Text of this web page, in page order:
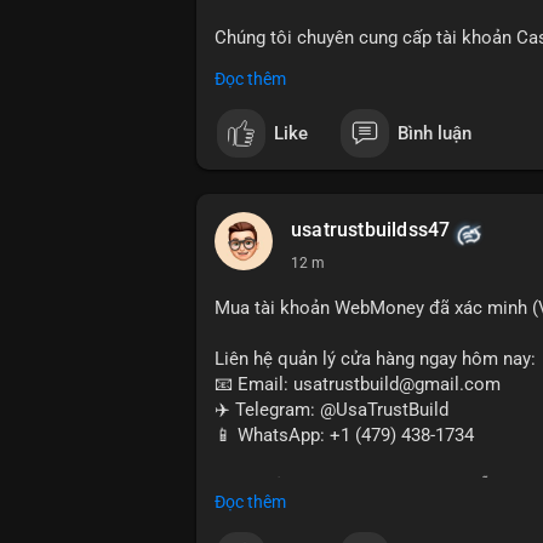
Chúng tôi chuyên cung cấp tài khoản
toán USDT và các giao dịch tiền mặt tại
Liên hệ ngay để được tư vấn và hỗ trợ
#sendmoney
Đọc thêm
Like Bình luận
usatrustbuildss47
12 m
Mua tài khoản WebMoney đã xác minh
Liên hệ quản lý cửa hàng ngay hôm nay:
📧 Email: usatrustbuild@gmail.com
✈️ Telegram: @UsaTrustBuild
📱 WhatsApp: +1 (479) 438-1734
thanh toán trực tuyến, nhận tiền và
Đọc thêm